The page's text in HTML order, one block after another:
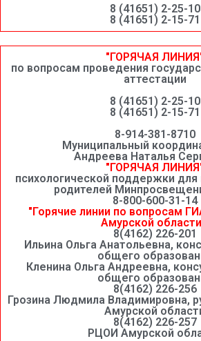
8 (41651) 2-25-10
8 (41651) 2-15-71
"ГОРЯЧАЯ
по вопросам проведения
аттестации
8 (41651) 2-25-10
8 (41651) 2-15-71
8-914-381-8710
Муниципальный
Андреева Наталья
"ГОРЯЧАЯ
психологической поддержки для
родителей
8-800-600-31-14
"Горячие линии по вопросам
Амурской
8(4162) 226-201
Ильина Ольга Анатольевна,
общего
Кленина Ольга Андреевна,
общего
8(4162) 226-256
Грозина Людмила Владимировна,
Амурской
8(4162) 226-257
РЦОИ Амурской